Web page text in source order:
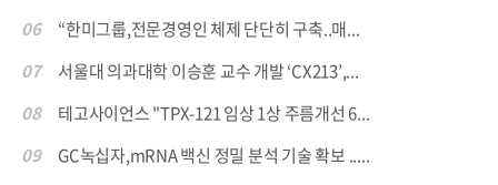
06
“한미그룹,전문경영인 체제 단단히 구축..매...
07
서울대 의과대학 이승훈 교수 개발 ‘CX213’,...
08
테고사이언스 "TPX-121 임상 1상 주름개선 6...
09
GC녹십자,mRNA 백신 정밀 분석 기술 확보 .....